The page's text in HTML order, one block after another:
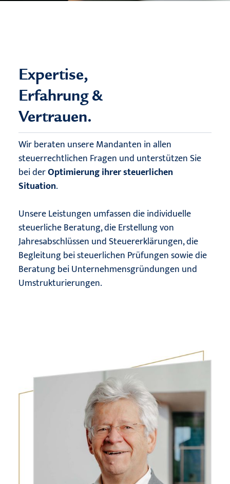
Expertise,
Erfahrung &
Vertrauen.
Wir beraten unsere Mandanten in allen
steuerrechtlichen Fragen und unterstützen Sie
bei derOptimierung ihrer steuerlichen
Situation.
Unsere Leistungen umfassen die individuelle
steuerliche Beratung, die Erstellung von
Jahresabschlüssen und Steuererklärungen, die
Begleitung bei steuerlichen Prüfungen sowie die
Beratung bei Unternehmensgründungen und
Umstrukturierungen.